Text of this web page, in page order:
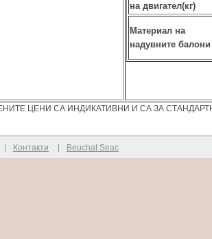
на двигател(кг)
Материал на
надувните балони
ЦЕНИ СА ИНДИКАТИВНИ И СА ЗА
Контакти Beuchat Seac